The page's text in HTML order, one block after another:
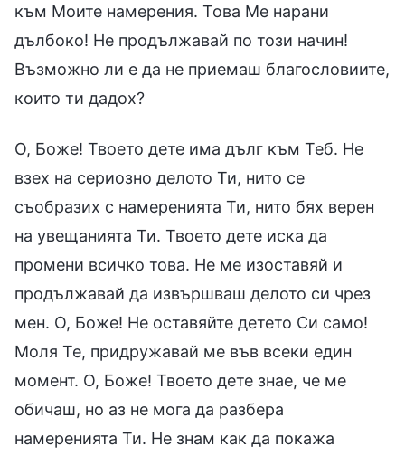
към Моите намерения. Това Ме нарани
дълбоко! Не продължавай по този начин!
Възможно ли е да не приемаш благословиите,
които ти дадох?
О, Боже! Твоето дете има дълг към Теб. Не
взех на сериозно делото Ти, нито се
съобразих с намеренията Ти, нито бях верен
на увещанията Ти. Твоето дете иска да
промени всичко това. Не ме изоставяй и
продължавай да извършваш делото си чрез
мен. О, Боже! Не оставяйте детето Си само!
Моля Те, придружавай ме във всеки един
момент. О, Боже! Твоето дете знае, че ме
обичаш, но аз не мога да разбера
намеренията Ти. Не знам как да покажа